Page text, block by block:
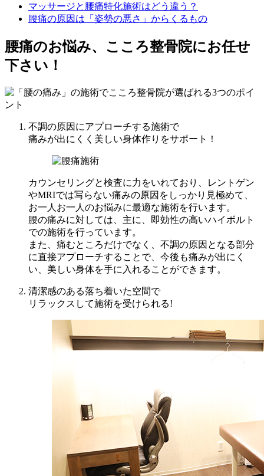
マッサージと腰痛特化施術はどう違う？
腰痛の原因は「姿勢の悪さ」からくるもの
腰痛のお悩み、こころ整骨院にお任せ
下さい！
不調の原因にアプローチする施術で
痛みが出にくく美しい身体作りをサポート！
カウンセリングと検査に力をいれており、レントゲン
やMRIでは写らない痛みの原因をしっかり見極めて、
お一人お一人のお悩みに最適な施術を行います。
腰の痛みに対しては、主に、即効性の高いハイボルト
での施術を行っています。
また、痛むところだけでなく、不調の原因となる部分
に直接アプローチすることで、今後も痛みが出にく
い、美しい身体を手に入れることができます。
清潔感のある落ち着いた空間で
リラックスして施術を受けられる!